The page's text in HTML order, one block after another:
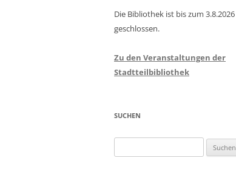
Die Bibliothek ist bis zum 3.8.2026
geschlossen.
Zu den Veranstaltungen der
Stadtteilbibliothek
SUCHEN
nach: